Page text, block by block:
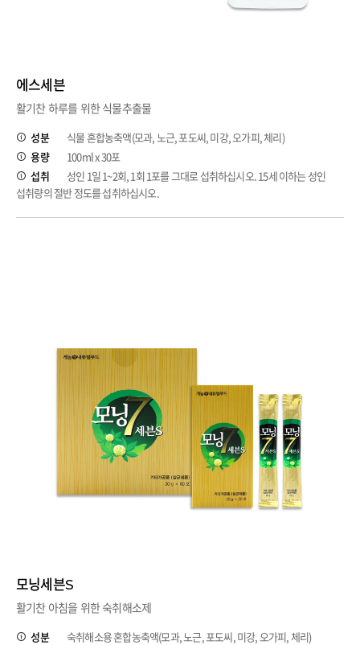
에스세븐
활기찬 하루를 위한 식물추출물
성분
식물 혼합농축액(모과, 노근, 포도씨, 미강, 오가피, 체리)
용량
100ml x 30포
섭취
성인 1일 1~2회, 1회 1포를 그대로 섭취하십시오. 15세 이하는 성인
섭취량의 절반 정도를 섭취하십시오.
모닝세븐S
활기찬 아침을 위한 숙취해소제
성분
숙취해소용 혼합농축액(모과, 노근, 포도씨, 미강, 오가피, 체리)